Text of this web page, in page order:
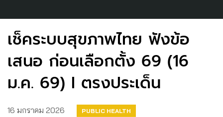
เช็คระบบสุขภาพไทย ฟังข้อ
เสนอ ก่อนเลือกตั้ง 69 (16
ม.ค. 69) I ตรงประเด็น
16 มกราคม 2026 PUBLIC HEALTH